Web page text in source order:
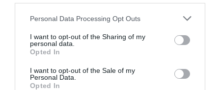
Please note that this website/app uses one or more Google
not limited to your visit or usage behaviour. You may click to
grant or deny consent to Google and its third-party tags to
use your data for below specified purposes in below Google
consent section.
Personal Data Processing Opt Outs
I want to opt-out of the Sharing of my
personal data.
Opted In
I want to opt-out of the Sale of my
Personal Data.
Opted In
τελευταίο «αντίο» στον 36χρονο
επιχειρηματία
Νέο επίδομα 600 ευρώ για
σπουδαστές: Οι δικαιούχοι
07.08.2026 | 19:00
Εύβοια: Γυναίκα έπεσε
θύμα διαδικτυακής
απάτης – Πλήρωσε για
παρέλαβε
Τραγωδία στην Εύβοια:
Άνδρας ανασύρθηκε